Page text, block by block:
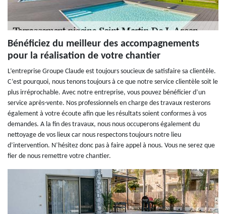
Bénéficiez du meilleur des accompagnements
pour la réalisation de votre chantier
L’entreprise Groupe Claude est toujours soucieux de satisfaire sa clientèle.
C’est pourquoi, nous tenons toujours à ce que notre service clientèle soit le
plus irréprochable. Avec notre entreprise, vous pouvez bénéficier d’un
service après-vente. Nos professionnels en charge des travaux resterons
également à votre écoute afin que les résultats soient conformes à vos
demandes. A la fin des travaux, nous nous occuperons également du
nettoyage de vos lieux car nous respectons toujours notre lieu
d’intervention. N’hésitez donc pas à faire appel à nous. Vous ne serez que
fier de nous remettre votre chantier.